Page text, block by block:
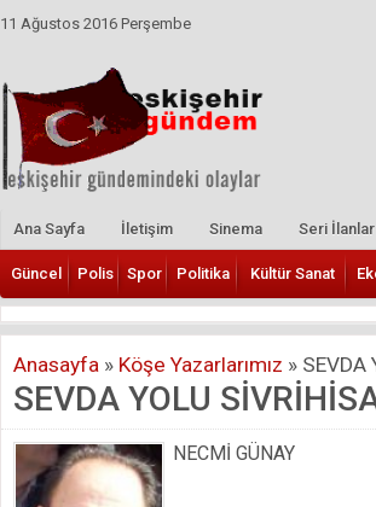
11 Ağustos 2016 Perşembe
Ana Sayfa İletişim Sinema Seri İlanlar
Güncel Polis Spor Politika Kültür Sanat
Anasayfa » Köşe Yazarlarımız » SEVDA
SEVDA YOLU
NECMİ GÜNAY